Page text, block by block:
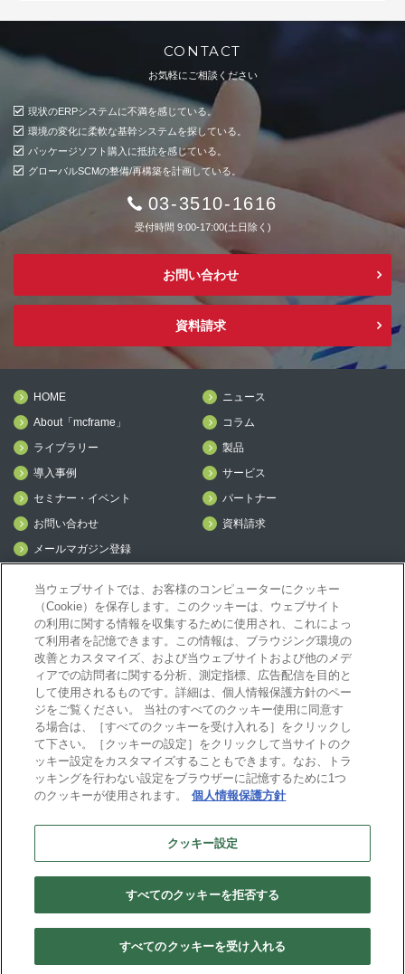
CONTACT
お気軽にご相談ください
現状のERPシステムに不満を感じている。
環境の変化に柔軟な基幹システムを探している。
パッケージソフト購入に抵抗を感じている。
グローバルSCMの整備/再構築を計画している。
03-3510-1616
受付時間 9:00-17:00(土日除く)
お問い合わせ
資料請求
HOME
ニュース
About「mcframe」
コラム
ライブラリー
製品
導入事例
サービス
セミナー・イベント
パートナー
お問い合わせ
資料請求
メールマガジン登録
mcframeナビ（ユーザ登録者）
mcframeユーザ会サイト（MCUG会員専用）
ID発行をご希望の方はこちら
パートナー専用サイト
mcframe GAパートナー専用サイト
MIJS
B-EN-Gについて
ビジネスエンジニアリング株式会社
当ウェブサイトでは、お客様のコンピューターにクッキー
（Cookie）を保存します。このクッキーは、ウェブサイト
の利用に関する情報を収集するために使用され、これによっ
て利用者を記憶できます。この情報は、ブラウジング環境の
改善とカスタマイズ、および当ウェブサイトおよび他のメデ
ィアでの訪問者に関する分析、測定指標、広告配信を目的と
して使用されるものです。詳細は、個人情報保護方針のペー
ジをご覧ください。 当社のすべてのクッキー使用に同意す
る場合は、［すべてのクッキーを受け入れる］をクリックし
て下さい。［クッキーの設定］をクリックして当サイトのク
ッキー設定をカスタマイズすることもできます。なお、トラ
ッキングを行わない設定をブラウザーに記憶するために1つ
のクッキーが使用されます。
個人情報保護方針
クッキー設定
すべてのクッキーを拒否する
すべてのクッキーを受け入れる